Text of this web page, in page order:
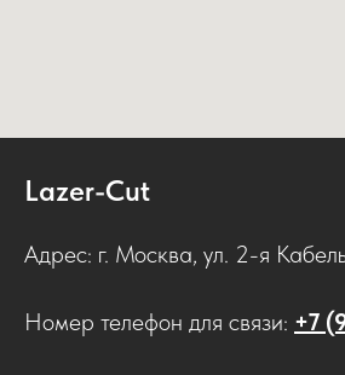
Lazer-Cut
Адрес: г. Москва, ул. 2-я
Номер телефон для связи: +7